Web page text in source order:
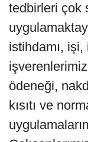
tedbirleri çok
istihdamı,
ödeneği,
kısıtı ve